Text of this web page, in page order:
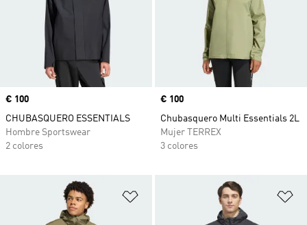
Precio
€ 100
CHUBASQUERO ESSENTIALS
Hombre Sportswear
2 colores
Precio
€ 100
Chubasquero Multi Essentials 2L
Mujer TERREX
3 colores
Añadir a la lista de deseos